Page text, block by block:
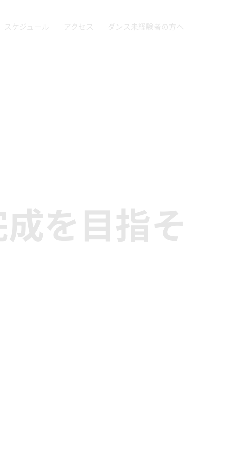
スケジュール アクセス ダンス未経験者の方へ
を目指そ